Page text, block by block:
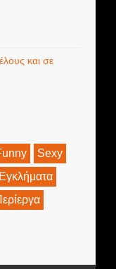
και σε
Sexy
Εγκλήματα